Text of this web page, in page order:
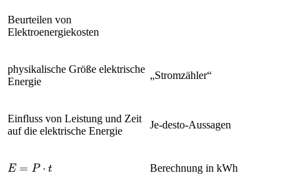
Beurteilen von
Elektroenergiekosten
physikalische Größe elektrische
Energie
„Stromzähler“
Einfluss von Leistung und Zeit
auf die elektrische Energie
Je-desto-Aussagen
E= t Berechnung in kWh